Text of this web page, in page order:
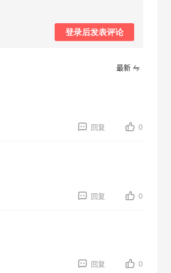
登录后发表评论
最新
回复 0
回复 0
回复 0
Macy's：Lancome 兰蔻美妆大促低至5折
iHerb ：88全球好物节！选购日常保健、